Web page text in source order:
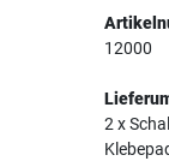
12000
2 x